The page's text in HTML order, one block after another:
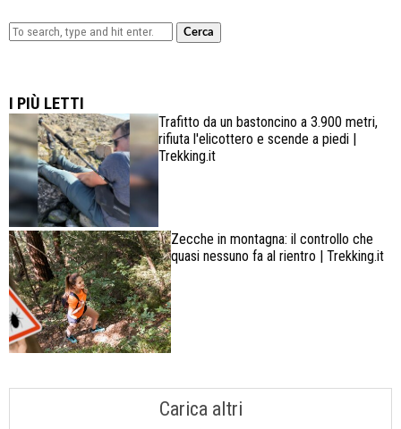
Cerca
I PIÙ LETTI
Trafitto da un bastoncino a 3.900 metri,
rifiuta l'elicottero e scende a piedi |
Trekking.it
Zecche in montagna: il controllo che
quasi nessuno fa al rientro | Trekking.it
Carica altri